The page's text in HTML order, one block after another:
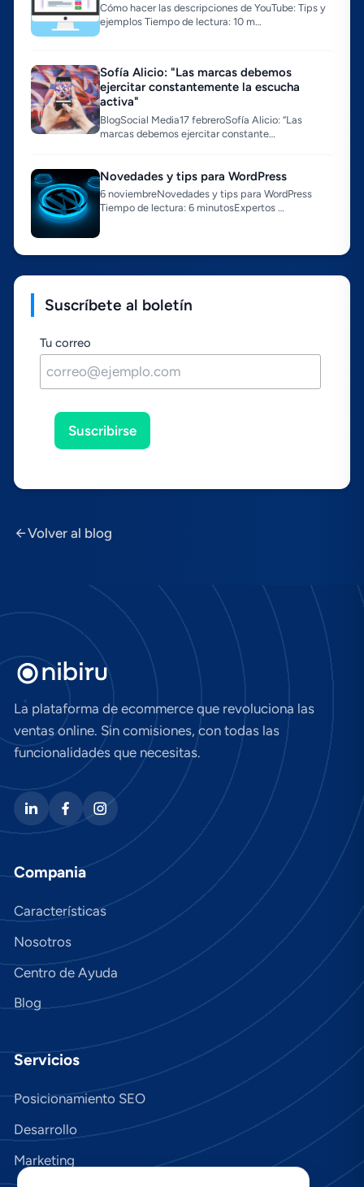
Cómo hacer las descripciones de YouTube: Tips y
ejemplos Tiempo de lectura: 10 m…
Sofí­a Alicio: "Las marcas debemos
ejercitar constantemente la escucha
activa"
BlogSocial Media17 febreroSofí­a Alicio: “Las
marcas debemos ejercitar constante…
Novedades y tips para WordPress
6 noviembreNovedades y tips para WordPress
Tiempo de lectura: 6 minutosExpertos …
Suscríbete al boletín
Tu correo
Suscribirse
Volver al blog
La plataforma de ecommerce que revoluciona las
ventas online. Sin comisiones, con todas las
funcionalidades que necesitas.
Compania
Características
Nosotros
Centro de Ayuda
Blog
Servicios
Posicionamiento SEO
Desarrollo
Marketing